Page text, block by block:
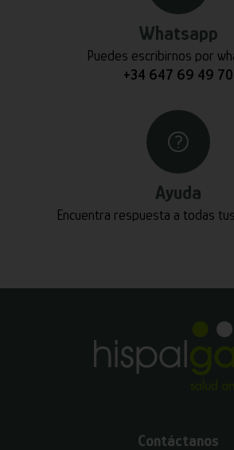
Whatsapp
Puedes escribirnos por
+34 647 69 49 70
Ayuda
Encuentra respuesta a todas
Contáctanos